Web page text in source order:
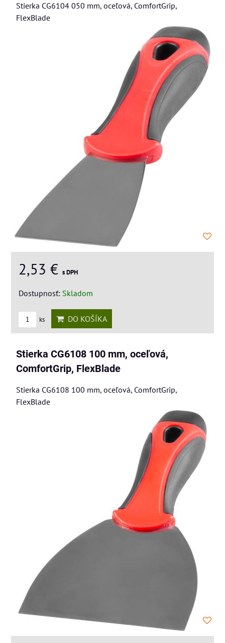
Stierka CG6104 050 mm, oceľová, ComfortGrip,
FlexBlade
2,53 € s DPH
Dostupnosť: Skladom
ks DO KOŠÍKA
Stierka CG6108 100 mm, oceľová,
ComfortGrip, FlexBlade
Stierka CG6108 100 mm, oceľová, ComfortGrip,
FlexBlade